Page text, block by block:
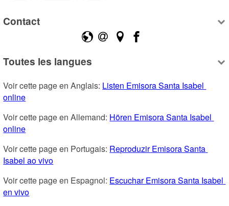
Contact
Toutes les langues
Voir cette page en Anglais: Listen Emisora Santa Isabel
online
Voir cette page en Allemand: Hören Emisora Santa Isabel
online
Voir cette page en Portugais: Reproduzir Emisora Santa
Isabel ao vivo
Voir cette page en Espagnol: Escuchar Emisora Santa Isabel
en vivo